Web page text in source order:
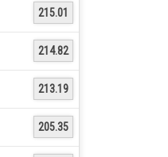
215.01
214.82
213.19
205.35